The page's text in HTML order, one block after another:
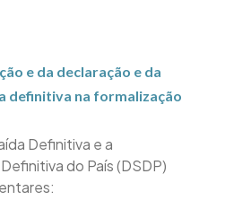
e da declaração e da
definitiva na formalização
Definitiva e a
do País (DSDP)